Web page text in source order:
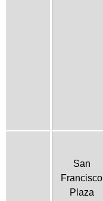
San
Francisco
Plaza